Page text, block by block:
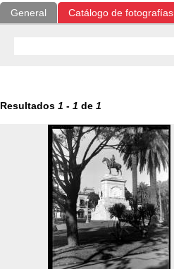
General Catálogo de fotografías
Resultados 1 - 1 de 1